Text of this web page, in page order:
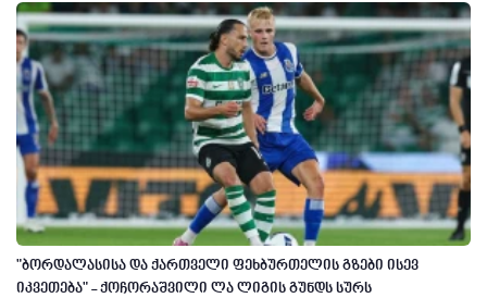
"ბორდალასისა და ქართველი ფეხბურთელის გზები ისევ
იკვეთება" - ქოჩორაშვილი ლა ლიგის გუნდს სურს